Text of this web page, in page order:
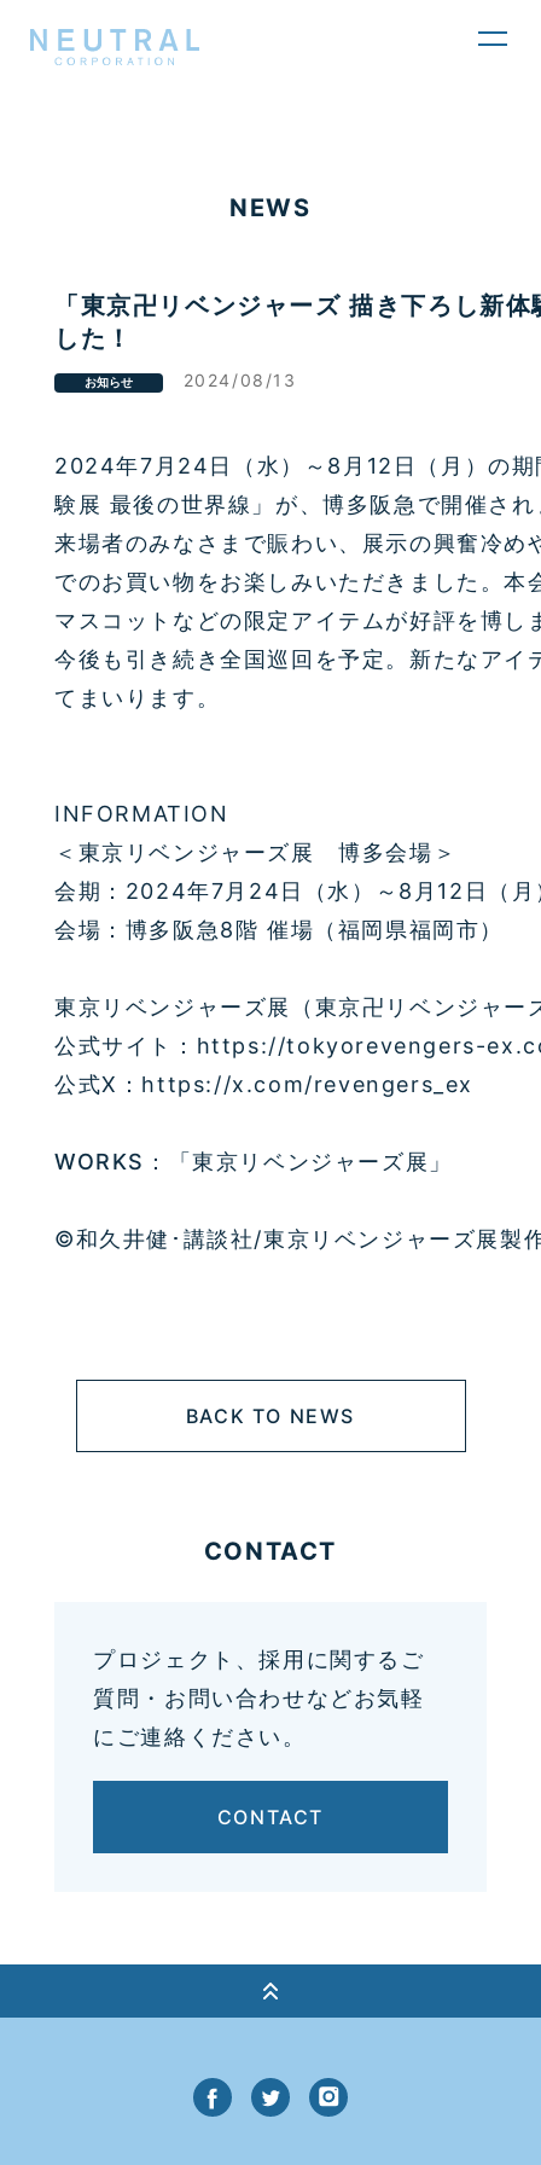
NEWS
「東京卍リベンジャーズ 描き下ろし新
した！
お知らせ 2024/08/13
2024年7月24日（水）～8月12日（月）の
験展 最後の世界線」が、博多阪急で開催さ
来場者のみなさまで賑わい、展示の興奮冷
でのお買い物をお楽しみいただきました。
マスコットなどの限定アイテムが好評を博し
今後も引き続き全国巡回を予定。新たなア
てまいります。
INFORMATION
＜東京リベンジャーズ展 博多会場＞
会期：2024年7月24日（水）～8月12日（月
会場：博多阪急8階 催場（福岡県福岡市）
東京リベンジャーズ展（東京卍リベンジャ
公式サイト：https://tokyorevengers-
公式X：https://x.com/revengers_ex
WORKS：「東京リベンジャーズ展」
©和久井健･講談社/東京リベンジャーズ展製
BACK TO NEWS
CONTACT
プロジェクト、採用に関するご
質問・お問い合わせなどお気軽
にご連絡ください。
CONTACT